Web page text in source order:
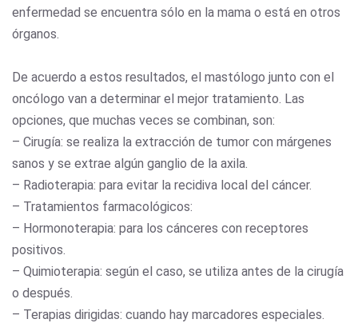
enfermedad se encuentra sólo en la mama o está en otros
órganos.
De acuerdo a estos resultados, el mastólogo junto con el
oncólogo van a determinar el mejor tratamiento. Las
opciones, que muchas veces se combinan, son:
– Cirugía: se realiza la extracción de tumor con márgenes
sanos y se extrae algún ganglio de la axila.
– Radioterapia: para evitar la recidiva local del cáncer.
– Tratamientos farmacológicos:
– Hormonoterapia: para los cánceres con receptores
positivos.
– Quimioterapia: según el caso, se utiliza antes de la cirugía
o después.
– Terapias dirigidas: cuando hay marcadores especiales.